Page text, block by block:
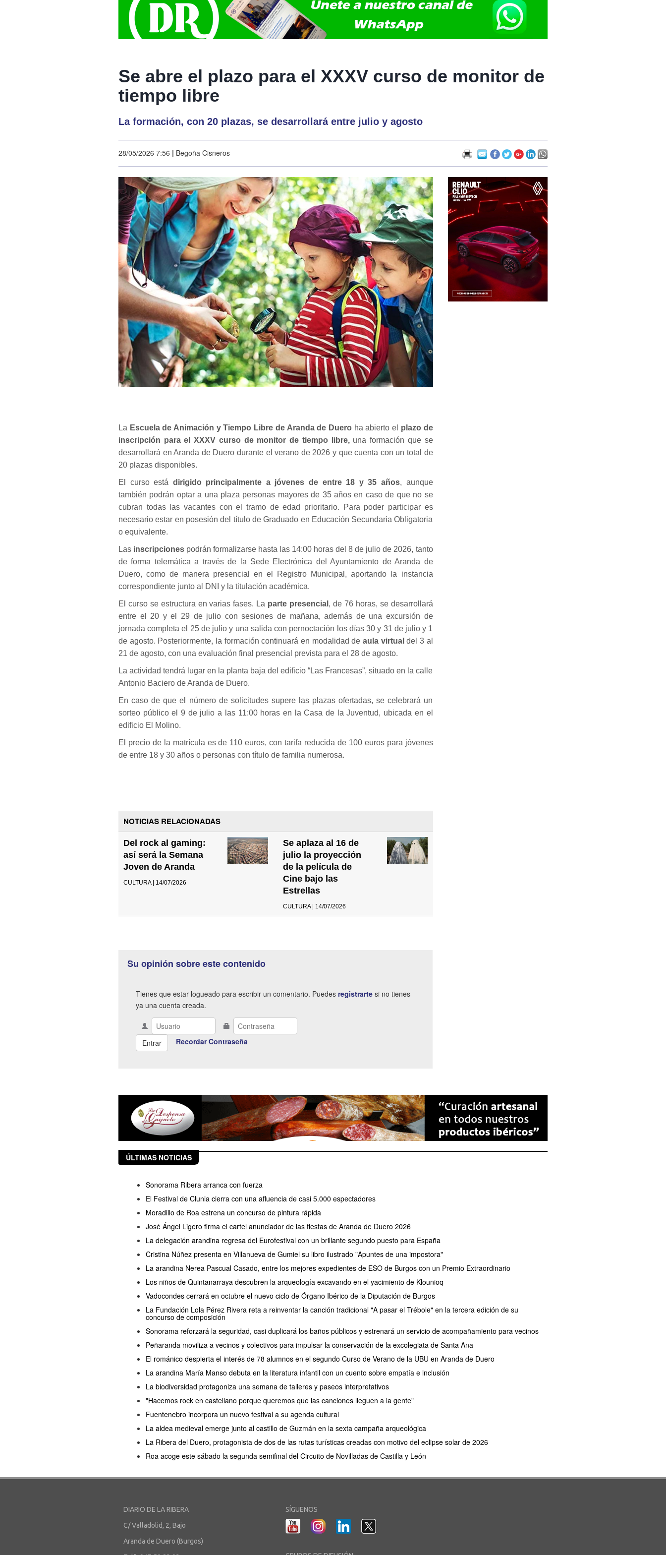
Se abre el plazo para el XXXV curso de monitor de
tiempo libre
La formación, con 20 plazas, se desarrollará entre julio y agosto
28/05/2026 7:56 | Begoña Cisneros
La Escuela de Animación y Tiempo Libre de Aranda de Duero ha abierto el plazo de
inscripción para el XXXV curso de monitor de tiempo libre,una formación que se
desarrollará en Aranda de Duero durante el verano de 2026 y que cuenta con un total de
20 plazas disponibles.
El curso está dirigido principalmente a jóvenes de entre 18 y 35 años, aunque
también podrán optar a una plaza personas mayores de 35 años en caso de que no se
cubran todas las vacantes con el tramo de edad prioritario. Para poder participar es
necesario estar en posesión del título de Graduado en Educación Secundaria Obligatoria
o equivalente.
Las inscripciones podrán formalizarse hasta las 14:00 horas del 8 de julio de 2026, tanto
de forma telemática a través de la Sede Electrónica del Ayuntamiento de Aranda de
Duero, como de manera presencial en el Registro Municipal, aportando la instancia
correspondiente junto al DNI y la titulación académica.
El curso se estructura en varias fases. La parte presencial , de 76 horas, se desarrollará
entre el 20 y el 29 de julio con sesiones de mañana, además de una excursión de
jornada completa el 25 de julio y una salida con pernoctación los días 30 y 31 de julio y 1
de agosto. Posteriormente, la formación continuará en modalidad de aula virtualdel 3 al
21 de agosto, con una evaluación final presencial prevista para el 28 de agosto.
La actividad tendrá lugar en la planta baja del edificio “Las Francesas”, situado en la calle
Antonio Baciero de Aranda de Duero.
En caso de que el número de solicitudes supere las plazas ofertadas, se celebrará un
sorteo público el 9 de julio a las 11:00 horas en la Casa de la Juventud, ubicada en el
edificio El Molino.
El precio de la matrícula es de 110 euros, con tarifa reducida de 100 euros para jóvenes
de entre 18 y 30 años o personas con título de familia numerosa.
NOTICIAS RELACIONADAS
Del rock al gaming:
así será la Semana
Joven de Aranda
CULTURA | 14/07/2026
Se aplaza al 16 de
julio la proyección
de la película de
Cine bajo las
Estrellas
CULTURA | 14/07/2026
Su opinión sobre este contenido
Tienes que estar logueado para escribir un comentario. Puedes registrarte si no tienes
ya una cuenta creada.
Recordar Contraseña
ÚLTIMAS NOTICIAS
Sonorama Ribera arranca con fuerza
El Festival de Clunia cierra con una afluencia de casi 5.000 espectadores
Moradillo de Roa estrena un concurso de pintura rápida
José Ángel Ligero firma el cartel anunciador de las fiestas de Aranda de Duero 2026
La delegación arandina regresa del Eurofestival con un brillante segundo puesto para España
Cristina Núñez presenta en Villanueva de Gumiel su libro ilustrado "Apuntes de una impostora"
La arandina Nerea Pascual Casado, entre los mejores expedientes de ESO de Burgos con un Premio Extraordinario
Los niños de Quintanarraya descubren la arqueología excavando en el yacimiento de Klounioq
Vadocondes cerrará en octubre el nuevo ciclo de Órgano Ibérico de la Diputación de Burgos
La Fundación Lola Pérez Rivera reta a reinventar la canción tradicional "A pasar el Trébole" en la tercera edición de su
concurso de composición
Sonorama reforzará la seguridad, casi duplicará los baños públicos y estrenará un servicio de acompañamiento para vecinos
Peñaranda moviliza a vecinos y colectivos para impulsar la conservación de la excolegiata de Santa Ana
El románico despierta el interés de 78 alumnos en el segundo Curso de Verano de la UBU en Aranda de Duero
La arandina María Manso debuta en la literatura infantil con un cuento sobre empatía e inclusión
La biodiversidad protagoniza una semana de talleres y paseos interpretativos
"Hacemos rock en castellano porque queremos que las canciones lleguen a la gente"
Fuentenebro incorpora un nuevo festival a su agenda cultural
La aldea medieval emerge junto al castillo de Guzmán en la sexta campaña arqueológica
La Ribera del Duero, protagonista de dos de las rutas turísticas creadas con motivo del eclipse solar de 2026
Roa acoge este sábado la segunda semifinal del Circuito de Novilladas de Castilla y León
DIARIO DE LA RIBERA
C/ Valladolid, 2, Bajo
Aranda de Duero (Burgos)
SÍGUENOS